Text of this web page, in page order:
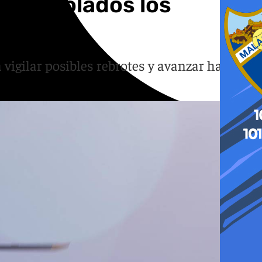
posibles rebrotes y avanzar hacia la